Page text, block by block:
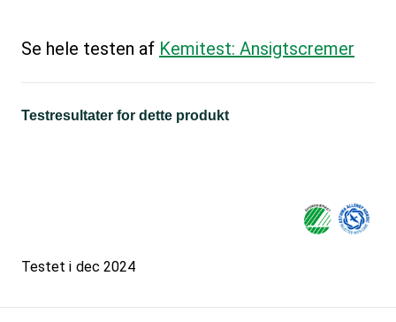
Se hele testen af Kemitest: Ansigtscremer
Testresultater for dette produkt
Testet i dec 2024